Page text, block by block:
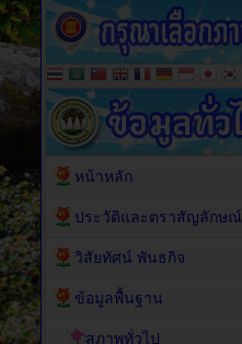
หน้าหลัก
ประวัติและตราสัญลักษณ์
วิสัยทัศน์ พันธกิจ
ข้อมูลพื้นฐาน
สภาพทั่วไป